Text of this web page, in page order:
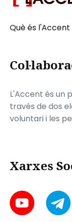
Què és l'Accent
L'Accent és un
través de dos
voluntari i les
Xarxes